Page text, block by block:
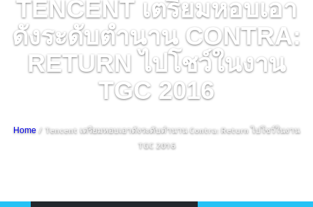
TENCENT เตรียมหอบเอา
ดังระดับตำนาน CONTRA:
RETURN ไปโชว์ในงาน
TGC 2016
Home / Tencent เตรียมหอบเอาดังระดับตำนาน Contra: Return ไปโชว์ในงาน
TGC 2016